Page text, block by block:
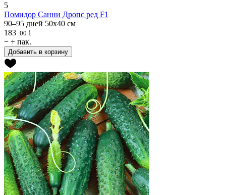
5
Помидор Санни Дропс ред F1
90–95 дней 50х40 см
183 .00 i
− + пак.
Добавить в корзину